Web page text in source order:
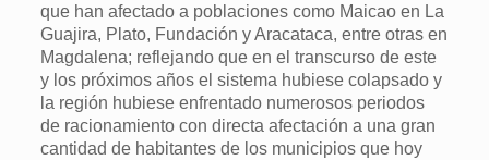
que han afectado a poblaciones como Maicao en La
Guajira, Plato, Fundación y Aracataca, entre otras en
Magdalena; reflejando que en el transcurso de este
y los próximos años el sistema hubiese colapsado y
la región hubiese enfrentado numerosos periodos
de racionamiento con directa afectación a una gran
cantidad de habitantes de los municipios que hoy